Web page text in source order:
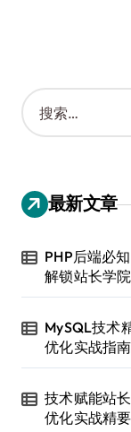
搜
索
：
最新文章
PHP后端必
解锁站长学
MySQL技术
优化实战指南
技术赋能站
优化实战精要